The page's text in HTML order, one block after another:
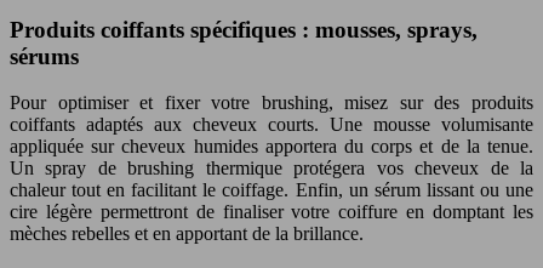
Produits coiffants spécifiques : mousses, sprays,
sérums
Pour optimiser et fixer votre brushing, misez sur des produits
coiffants adaptés aux cheveux courts. Une mousse volumisante
appliquée sur cheveux humides apportera du corps et de la tenue.
Un spray de brushing thermique protégera vos cheveux de la
chaleur tout en facilitant le coiffage. Enfin, un sérum lissant ou une
cire légère permettront de finaliser votre coiffure en domptant les
mèches rebelles et en apportant de la brillance.